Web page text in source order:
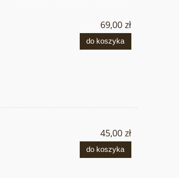
69,00 zł
do koszyka
45,00 zł
do koszyka